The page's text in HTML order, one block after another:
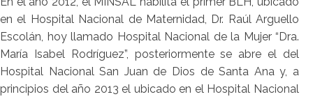
en el Hospital Nacional de Maternidad, Dr. Raúl Arguello
Escolán, hoy llamado Hospital Nacional de la Mujer “Dra.
María Isabel Rodríguez”, posteriormente se abre el del
Hospital Nacional San Juan de Dios de Santa Ana y, a
principios del año 2013 el ubicado en el Hospital Nacional